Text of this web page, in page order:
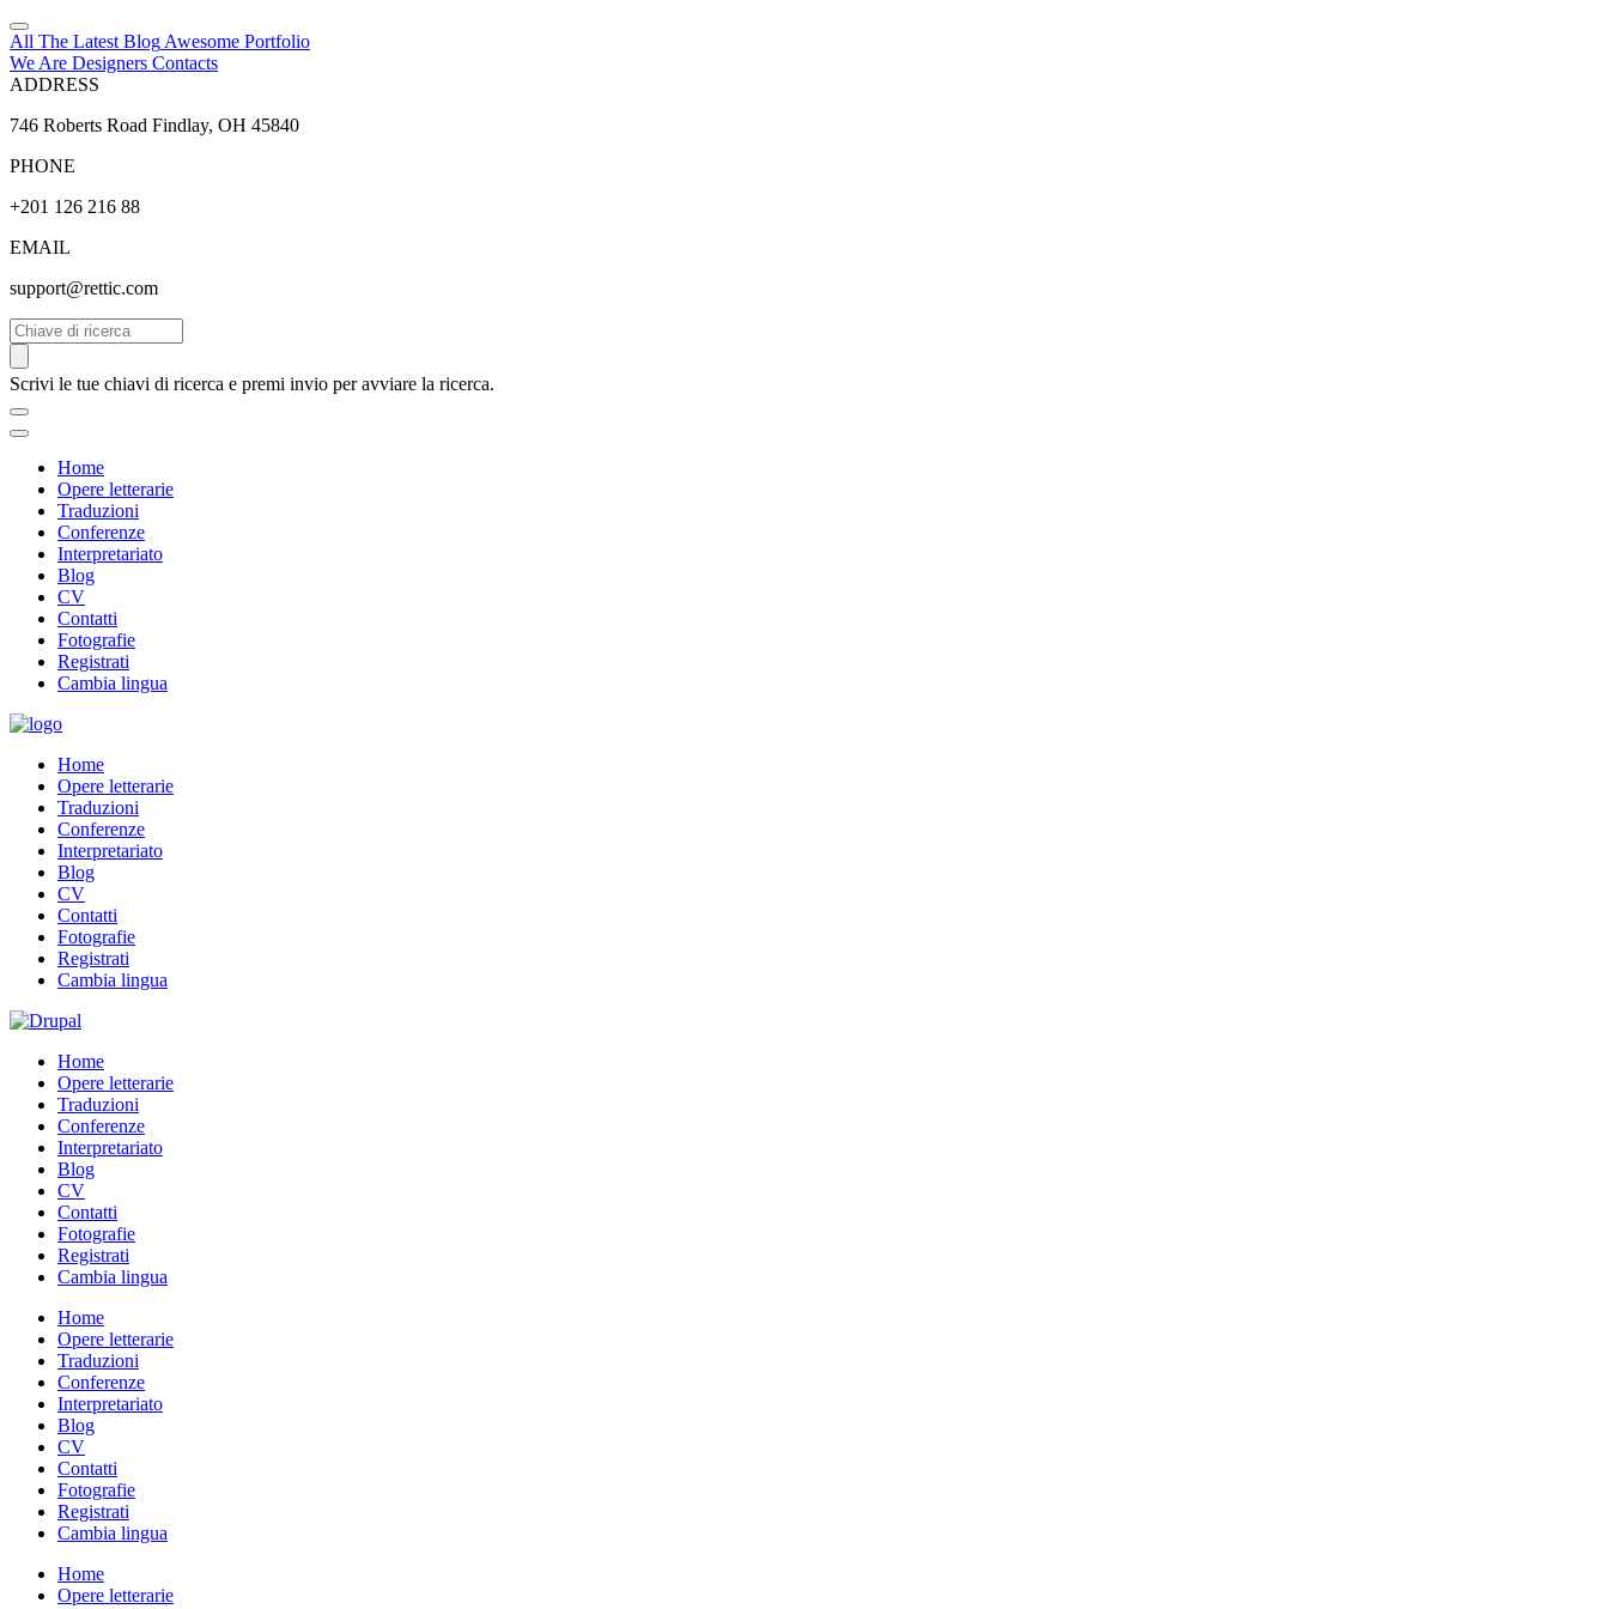
All The Latest Blog Awesome Portfolio
We Are Designers Contacts
ADDRESS
746 Roberts Road Findlay, OH 45840
PHONE
+201 126 216 88
EMAIL
support@rettic.com
Cerca
Scrivi le tue chiavi di ricerca e premi invio per avviare la ricerca.
Home
Opere letterarie
Traduzioni
Conferenze
Interpretariato
Blog
CV
Contatti
Fotografie
Registrati
Cambia lingua
Home
Opere letterarie
Traduzioni
Conferenze
Interpretariato
Blog
CV
Contatti
Fotografie
Registrati
Cambia lingua
Home
Opere letterarie
Traduzioni
Conferenze
Interpretariato
Blog
CV
Contatti
Fotografie
Registrati
Cambia lingua
Home
Opere letterarie
Traduzioni
Conferenze
Interpretariato
Blog
CV
Contatti
Fotografie
Registrati
Cambia lingua
Home
Opere letterarie